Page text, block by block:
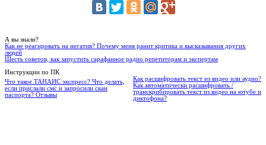
А вы знали?
Как не реагировать на негатив? Почему меня ранит критика и высказывания других
людей
Шесть советов, как запустить сарафанное радио репетиторам и экспертам
Инструкции по ПК
Что такое ТАНАИС экспресс? Что делать,
если прислали смс и запросили скан
паспорта? Отзывы
Как расшифровать текст из видео или аудио?
Как автоматически расшифровать /
транскрибировать текст из видео на ютубе и
диктофона?